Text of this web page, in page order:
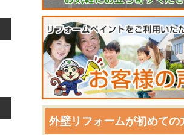
外壁リフォームが初めての